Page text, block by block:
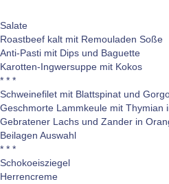
Salate
Roastbeef kalt mit Remouladen Soße
Anti-Pasti mit Dips und Baguette
Karotten-Ingwersuppe mit Kokos
* * *
Schweinefilet mit Blattspinat und
Geschmorte Lammkeule mit Thymian
Gebratener Lachs und Zander in
Beilagen Auswahl
* * *
Schokoeisziegel
Herrencreme